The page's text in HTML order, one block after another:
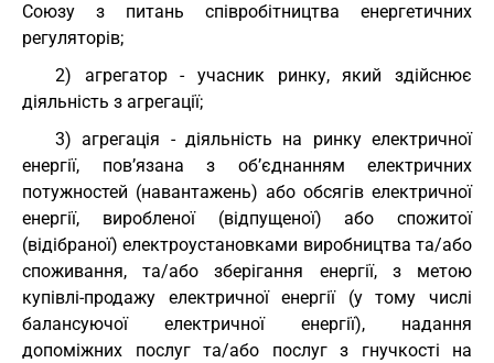
Союзу з питань співробітництва енергетичних
регуляторів;
2) агрегатор - учасник ринку, який здійснює
діяльність з агрегації;
3) агрегація - діяльність на ринку електричної
енергії, пов’язана з об’єднанням електричних
потужностей (навантажень) або обсягів електричної
енергії, виробленої (відпущеної) або спожитої
(відібраної) електроустановками виробництва та/або
споживання, та/або зберігання енергії, з метою
купівлі-продажу електричної енергії (у тому числі
балансуючої електричної енергії), надання
допоміжних послуг та/або послуг з гнучкості на